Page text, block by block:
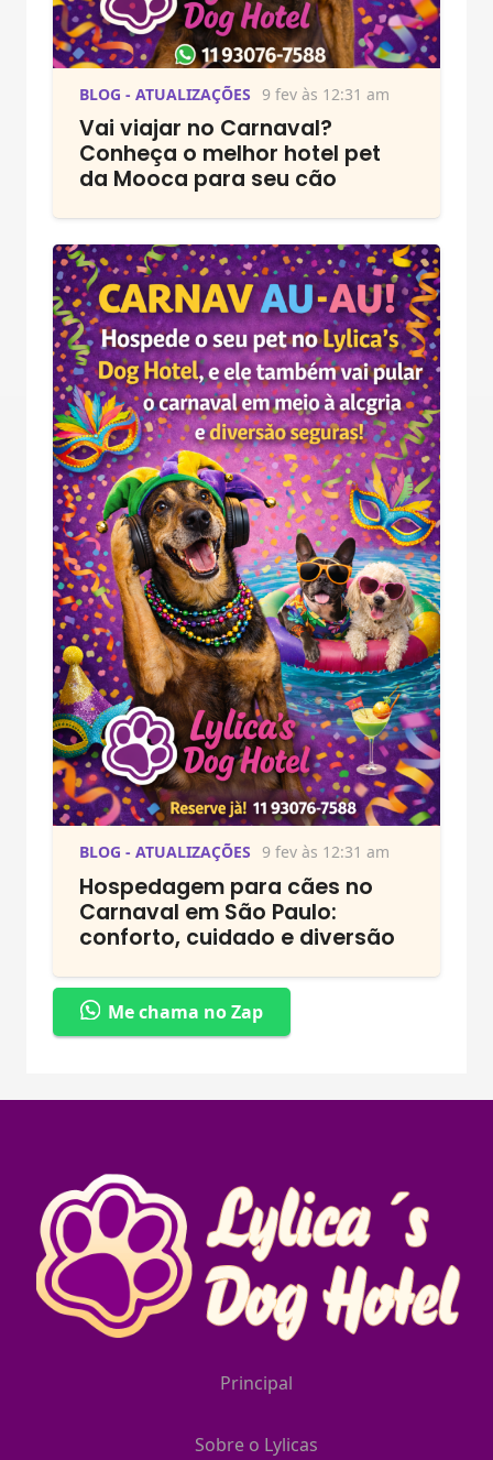
BLOG - ATUALIZAÇÕES 9 fev às 12:31 am
Vai viajar no Carnaval?
Conheça o melhor hotel pet
da Mooca para seu cão
BLOG - ATUALIZAÇÕES 9 fev às 12:31 am
Hospedagem para cães no
Carnaval em São Paulo:
conforto, cuidado e diversão
Me chama no Zap
Principal
Sobre o Lylicas